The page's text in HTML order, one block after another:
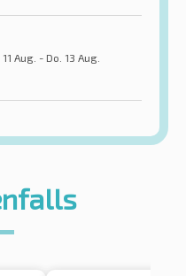
Aug. - Do. 13 Aug.